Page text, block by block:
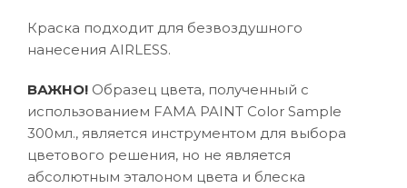
Краска подходит для безвоздушного
нанесения AIRLESS.
ВАЖНО! Образец цвета, полученный с
использованием FAMA PAINT Color Sample
300мл., является инструментом для выбора
цветового решения, но не является
абсолютным эталоном цвета и блеска